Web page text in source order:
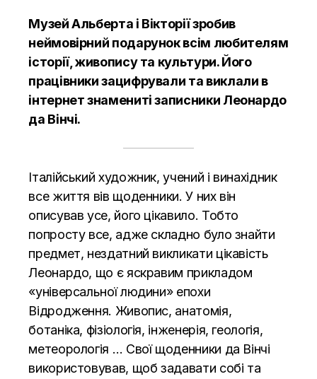
Музей Альберта і Вікторії зробив
неймовірний подарунок всім любителям
історії, живопису та культури. Його
працівники зацифрували та виклали в
інтернет знамениті записники Леонардо
да Вінчі.
Італійський художник, учений і винахідник
все життя вів щоденники. У них він
описував усе, його цікавило. Тобто
попросту все, адже складно було знайти
предмет, нездатний викликати цікавість
Леонардо, що є яскравим прикладом
«універсальної людини» епохи
Відродження. Живопис, анатомія,
ботаніка, фізіологія, інженерія, геологія,
метеорологія … Свої щоденники да Вінчі
використовував, щоб задавати собі та